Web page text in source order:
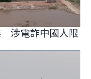
涉電詐中國人限